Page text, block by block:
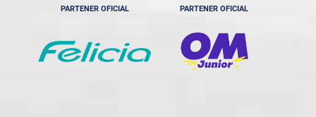
PARTENER OFICIAL PARTENER OFICIAL